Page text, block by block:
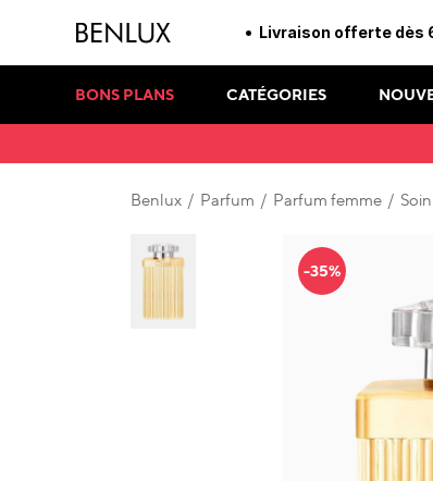
Livraison offerte dès
BONS PLANS CATÉGORIES
Benlux / Parfum / Parfum femme /
-35%